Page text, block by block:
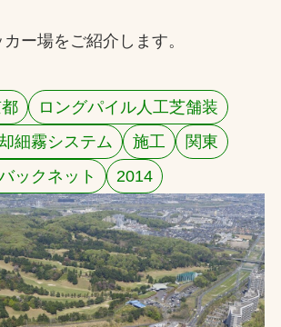
検索
様へ
シー
アポリシー
ー場をご紹介します。
ロングパイル人工芝舗装
細霧システム
施工
関東
ックネット
2014